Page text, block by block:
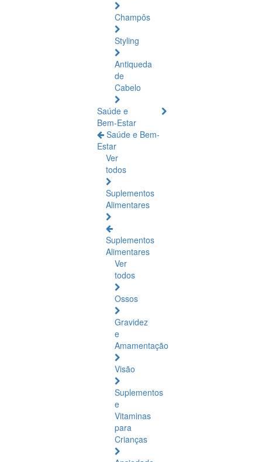
Champôs
Styling
Antiqueda
de
Cabelo
Saúde e
Bem-Estar
Saúde e Bem-
Estar
Ver
todos
Suplementos
Alimentares
Suplementos
Alimentares
Ver
todos
Ossos
Gravidez
e
Amamentação
Visão
Suplementos
e
Vitaminas
para
Crianças